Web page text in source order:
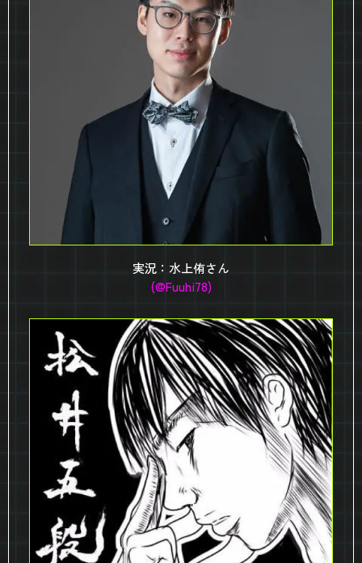
実況：水上侑さん
(@Fuuhi78)